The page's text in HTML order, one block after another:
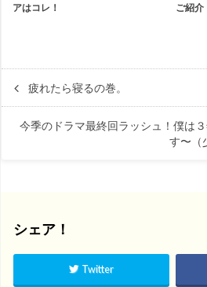
アはコレ！
ご紹介
疲れたら寝るの巻。
今季のドラマ最終回ラッシュ！僕は
す〜（
シェア！
Twitter